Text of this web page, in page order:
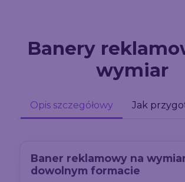
Banery
wymiar
Opis szczegółowy Jak
Baner reklamowy na
dowolnym formacie